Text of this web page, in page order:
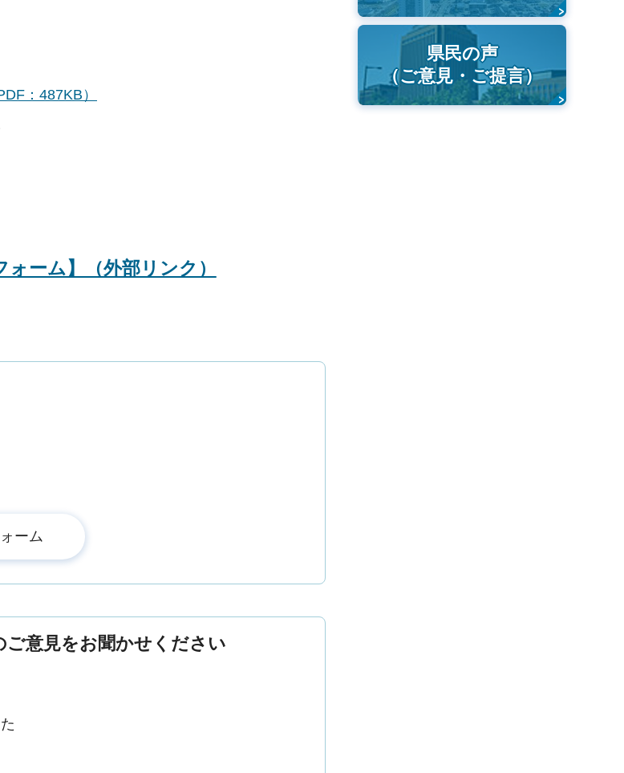
：487KB）
ォーム】（外部リンク）
意見をお聞かせください
県民の声
（ご意見・ご提言）